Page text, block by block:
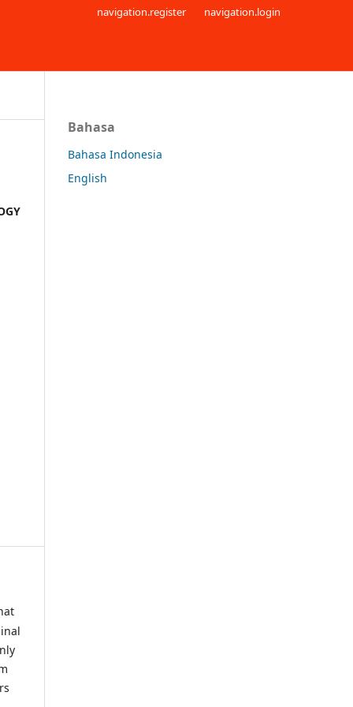
navigation.register navigation.login
Bahasa
Bahasa Indonesia
English